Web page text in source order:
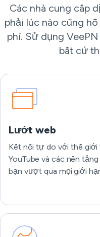
Các nhà cung cấp
phải lúc nào cũng
phí. Sử dụng
bất cứ
Lướt web
Kết nối tự do với thế giới
YouTube và các nền
bạn vượt qua mọi giới